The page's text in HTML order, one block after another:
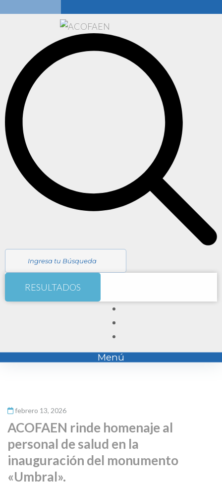
RESULTADOS
Menú
febrero 13, 2026
ACOFAEN rinde homenaje al
personal de salud en la
inauguración del monumento
«Umbral».